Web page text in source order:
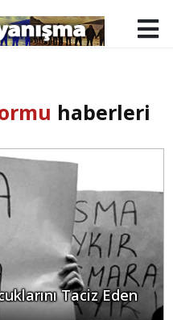
haberleri
Taciz Eden